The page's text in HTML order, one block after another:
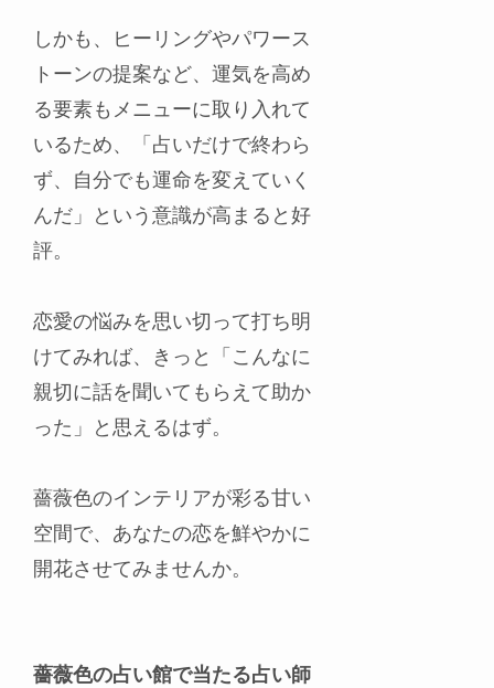
しかも、ヒーリングやパワース
トーンの提案など、運気を高め
る要素もメニューに取り入れて
いるため、「占いだけで終わら
ず、自分でも運命を変えていく
んだ」という意識が高まると好
評。
恋愛の悩みを思い切って打ち明
けてみれば、きっと「こんなに
親切に話を聞いてもらえて助か
った」と思えるはず。
薔薇色のインテリアが彩る甘い
空間で、あなたの恋を鮮やかに
開花させてみませんか。
薔薇色の占い館で当たる占い師